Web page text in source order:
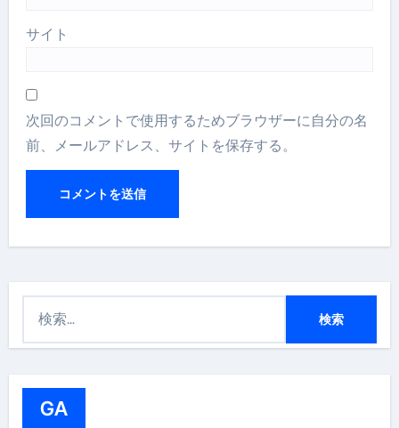
サイト
次回のコメントで使用するためブラウザーに自分の名
前、メールアドレス、サイトを保存する。
GA